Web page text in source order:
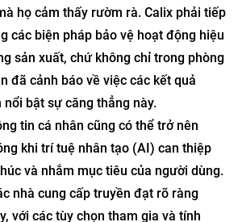
họ cảm thấy rườm rà. Calix phải tiếp
các biện pháp bảo vệ hoạt động hiệu
sản xuất, chứ không chỉ trong phòng
đã cảnh báo về việc các kết quả
bật sự căng thẳng này.
tin cá nhân cũng có thể trở nên
khi trí tuệ nhân tạo (AI) can thiệp
và nhắm mục tiêu của người dùng.
nhà cung cấp truyền đạt rõ ràng
với các tùy chọn tham gia và tính